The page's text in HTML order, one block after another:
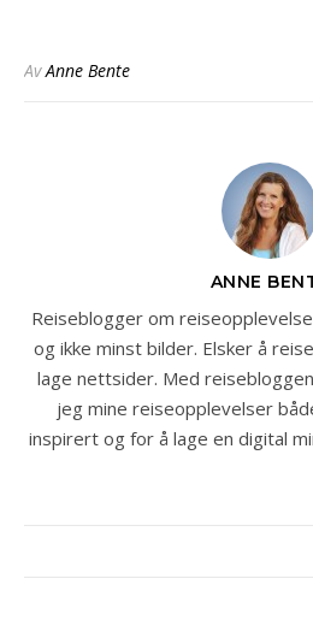
AvAnne Bente
ANNE
Reiseblogger om
og ikke minst bilder. Elsker å
lage nettsider. Med
jeg mine reiseopplevelser
inspirert og for å lage en digital